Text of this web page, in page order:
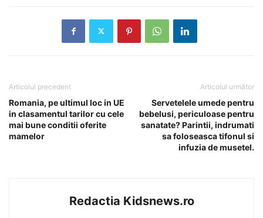
Articolul precedent
Romania, pe ultimul loc in UE
in clasamentul tarilor cu cele
mai bune conditii oferite
mamelor
Articolul următor
Servetelele umede pentru
bebelusi, periculoase pentru
sanatate? Parintii, indrumati
sa foloseasca tifonul si
infuzia de musetel.
Redactia Kidsnews.ro